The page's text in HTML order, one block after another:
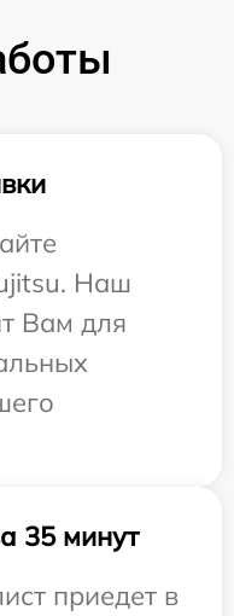
Наш
Вам для
35 минут
приедет в